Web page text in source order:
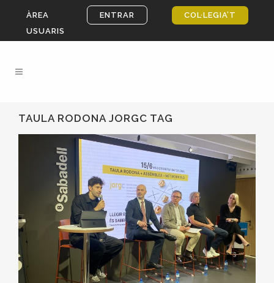
ÀREA
USUARIS
ENTRAR COL·LEGIA’T
TAULA RODONA JORGC TAG